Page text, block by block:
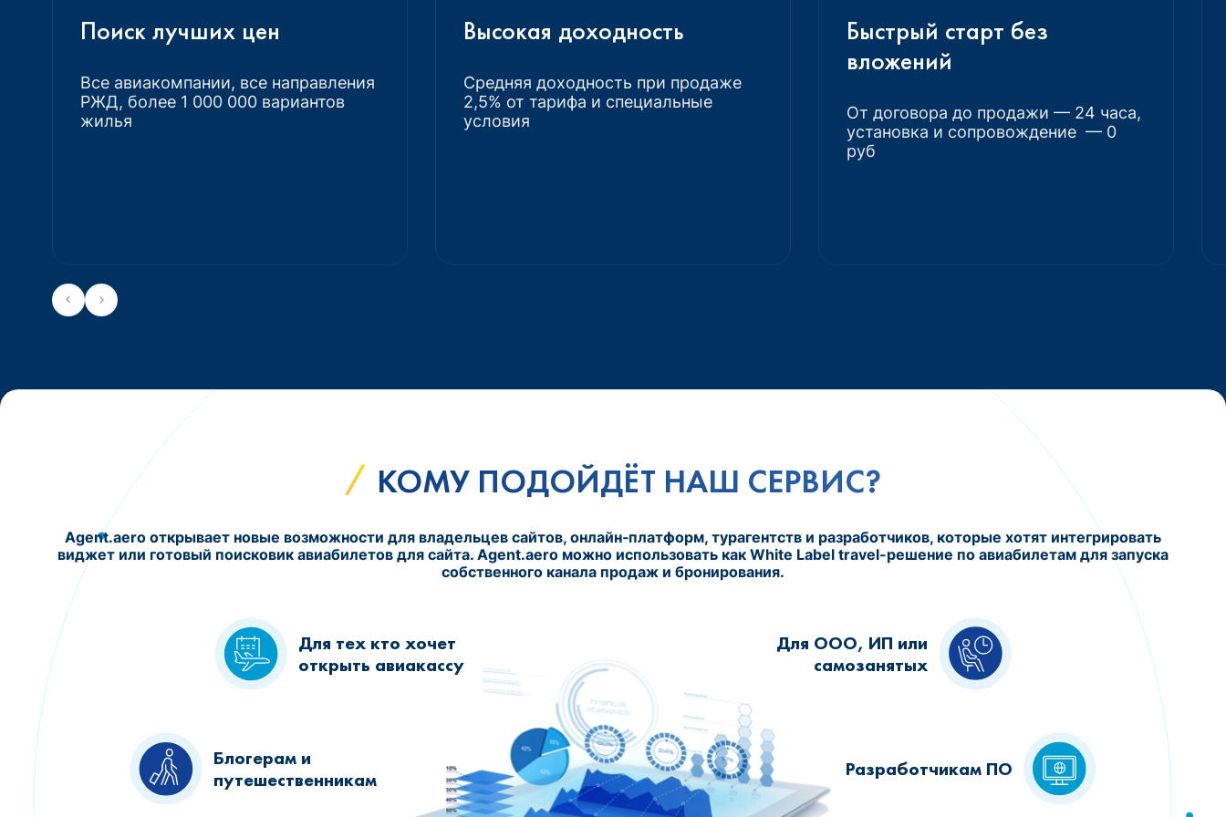
Поиск лучших цен
Все авиакомпании, все направления
РЖД, более 1 000 000 вариантов
жилья
Высокая доходность
Средняя доходность при продаже
2,5% от тарифа и специальные
условия
Быстрый старт без
вложений
От договора до продажи — 24 часа,
установка и сопровождение — 0
руб
КОМУ ПОДОЙДЁТ НАШ СЕРВИС?
Agent.aero открывает новые возможности для владельцев сайтов, онлайн‑платформ, турагентств и разработчиков, которые хотят интегрировать
виджет или готовый поисковик авиабилетов для сайта. Agent.aero можно использовать как White Label travel-решение по авиабилетам для запуска
собственного канала продаж и бронирования.
Для тех кто хочет
открыть авиакассу
Для ООО, ИП или
самозанятых
Блогерам и
путешественникам
Разработчикам ПО